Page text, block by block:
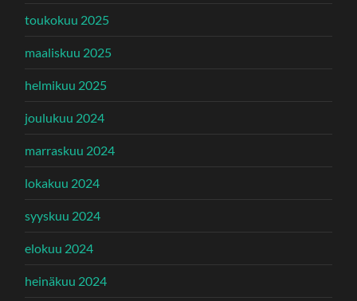
toukokuu 2025
maaliskuu 2025
helmikuu 2025
joulukuu 2024
marraskuu 2024
lokakuu 2024
syyskuu 2024
elokuu 2024
heinäkuu 2024